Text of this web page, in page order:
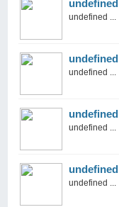
undefined
undefined ...
undefined
undefined ...
undefined
undefined ...
undefined
undefined ...